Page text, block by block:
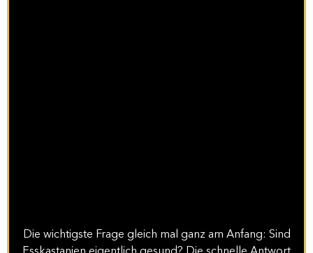
Die wichtigste Frage gleich mal ganz am Anfang: Sind